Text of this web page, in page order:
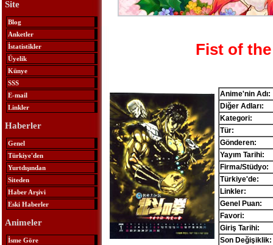
Site
Blog
Anketler
İstatistikler
Üyelik
Künye
SSS
E-mail
Linkler
Haberler
Genel
Türkiye'den
Yurtdışından
Siteden
Haber Arşivi
Eski Haberler
Animeler
İsme Göre
Fist of
Anime'nin Adı:
Diğer Adları:
Kategori:
Tür:
Gönderen:
Yayım Tarihi:
Firma/Stüdyo:
Türkiye'de:
Linkler:
Genel Puan:
Favori:
Giriş Tarihi:
Son Değişiklik: